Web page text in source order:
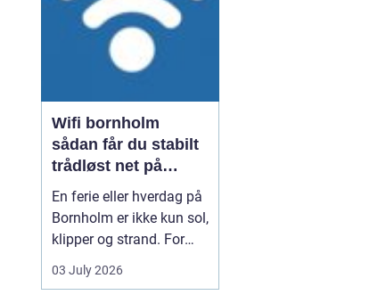
spil...
Wifi bornholm
sådan får du stabilt
trådløst net på
klippeøen
En ferie eller hverdag på
Bornholm er ikke kun sol,
klipper og strand. For
mange er en stabil
internetforbindelse
03 July 2026